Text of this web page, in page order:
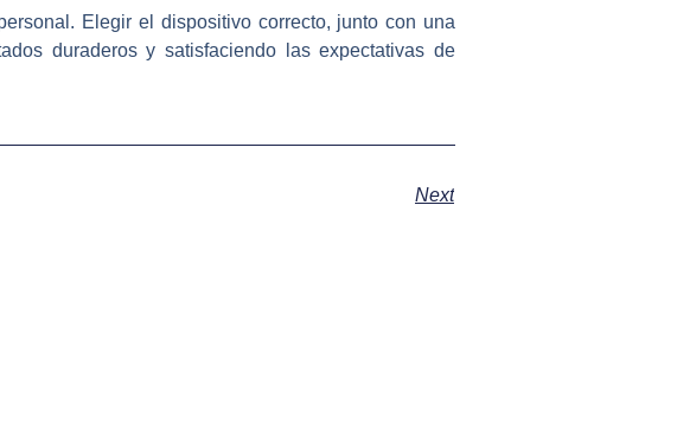
Elegir el dispositivo correcto, junto con una
duraderos y satisfaciendo las expectativas de
Next